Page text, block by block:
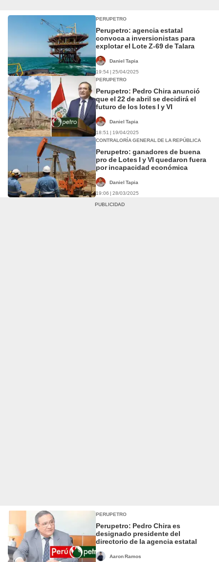
PERUPETRO
Perupetro: agencia estatal
convoca a inversionistas para
explotar el Lote Z-69 de Talara
Daniel Tapia
19:54 | 25/04/2025
PERUPETRO
Perupetro: Pedro Chira anunció
que el 22 de abril se decidirá el
futuro de los lotes I y VI
Daniel Tapia
18:51 | 19/04/2025
CONTRALORÍA GENERAL DE LA REPÚBLICA
Perupetro: ganadores de buena
pro de Lotes I y VI quedaron fuera
por incapacidad económica
Daniel Tapia
19:06 | 28/03/2025
PERUPETRO
Perupetro: Pedro Chira es
designado presidente del
directorio de la agencia estatal
Aaron Ramos